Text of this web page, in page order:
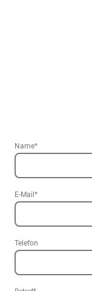
Name*
E-Mail *
Telefon